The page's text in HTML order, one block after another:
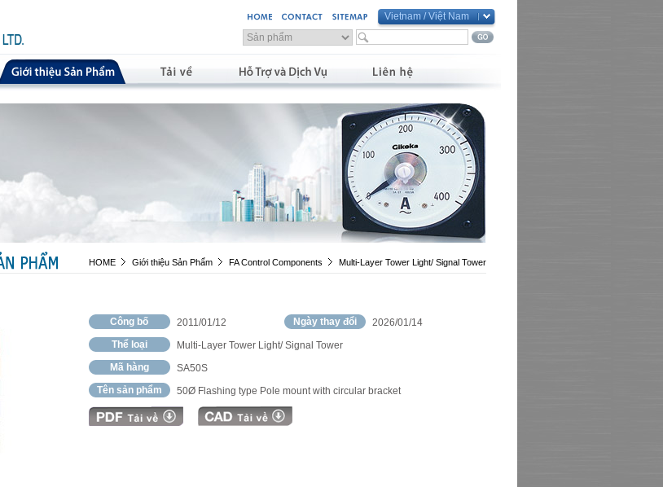
Vietnam / Việt Nam
China / 简体中文
Vietnam / Việt Nam
HOME Giới thiệu Sản Phẩm FA Control Components Multi-Layer Tower Light/ Signal Tower
Công bố 2011/01/12 Ngày thay đổi
2026/01/14
Thể loại
Multi-Layer Tower Light/ Signal Tower
Mã hàng
SA50S
Tên sản phẩm
50Ø Flashing type Pole mount with circular bracket